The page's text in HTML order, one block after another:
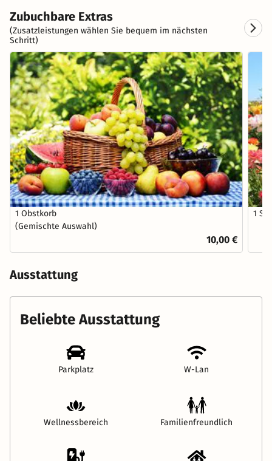
Zubuchbare Extras
(Zusatzleistungen wählen Sie bequem im nächsten
Schritt)
1 Obstkorb
(Gemischte Auswahl)
10,00 €
1
Ausstattung
Beliebte Ausstattung
Parkplatz W-Lan
Wellnessbereich Familienfreundlich